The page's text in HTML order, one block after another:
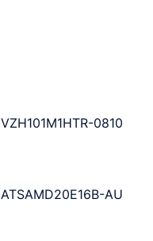
VZH101M1HTR-0810
ATSAMD20E16B-AU